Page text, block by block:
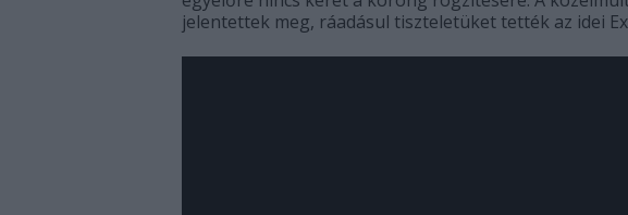
jelentettek meg, ráadásul tiszteletüket tették az idei